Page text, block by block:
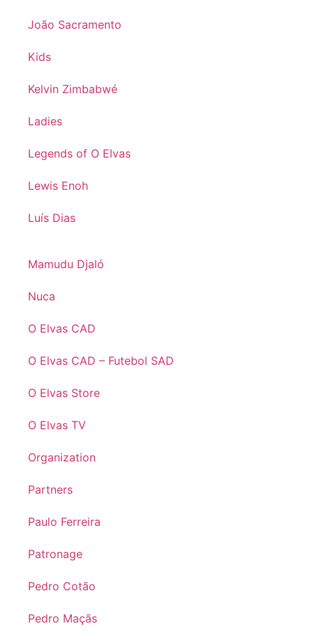
João Sacramento
Kids
Kelvin Zimbabwé
Ladies
Legends of O Elvas
Lewis Enoh
Luís Dias
Mamudu Djaló
Nuca
O Elvas CAD
O Elvas CAD – Futebol SAD
O Elvas Store
O Elvas TV
Organization
Partners
Paulo Ferreira
Patronage
Pedro Cotão
Pedro Maçãs